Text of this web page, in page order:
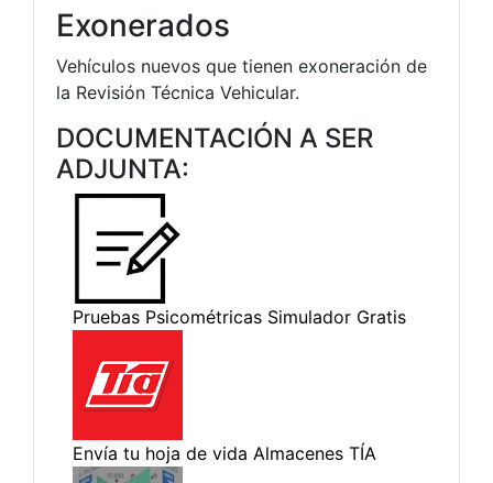
Exonerados
Vehículos nuevos que tienen exoneración de
la Revisión Técnica Vehicular.
DOCUMENTACIÓN A SER
ADJUNTA: